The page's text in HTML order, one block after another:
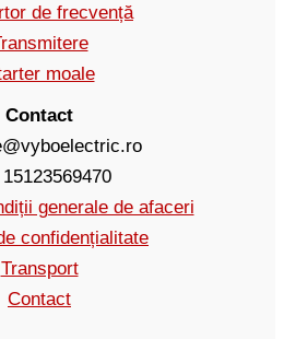
de frecvență
moale
Contact
generale de afaceri
confidențialitate
Transport
Contact